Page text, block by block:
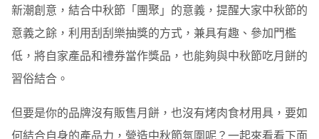
新潮創意，結合中秋節「團聚」的意義 ，提醒大家中秋節的
意義之餘，利用刮刮樂抽獎的方式，兼具有趣、參加門檻
低，將自家產品和禮券當作獎品，也能夠與中秋節吃月餅的
習俗結合。
但要是你的品牌沒有販售月餅，也沒有烤肉食材用具，要如
何結合自身的產品力，營造中秋節氛圍呢？一起來看看下面